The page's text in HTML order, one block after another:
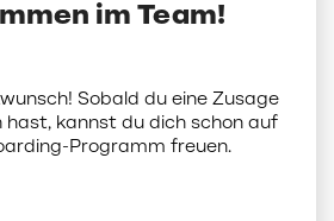
im Team!
Sobald du eine Zusage
hast, kannst du dich schon auf
Programm freuen.